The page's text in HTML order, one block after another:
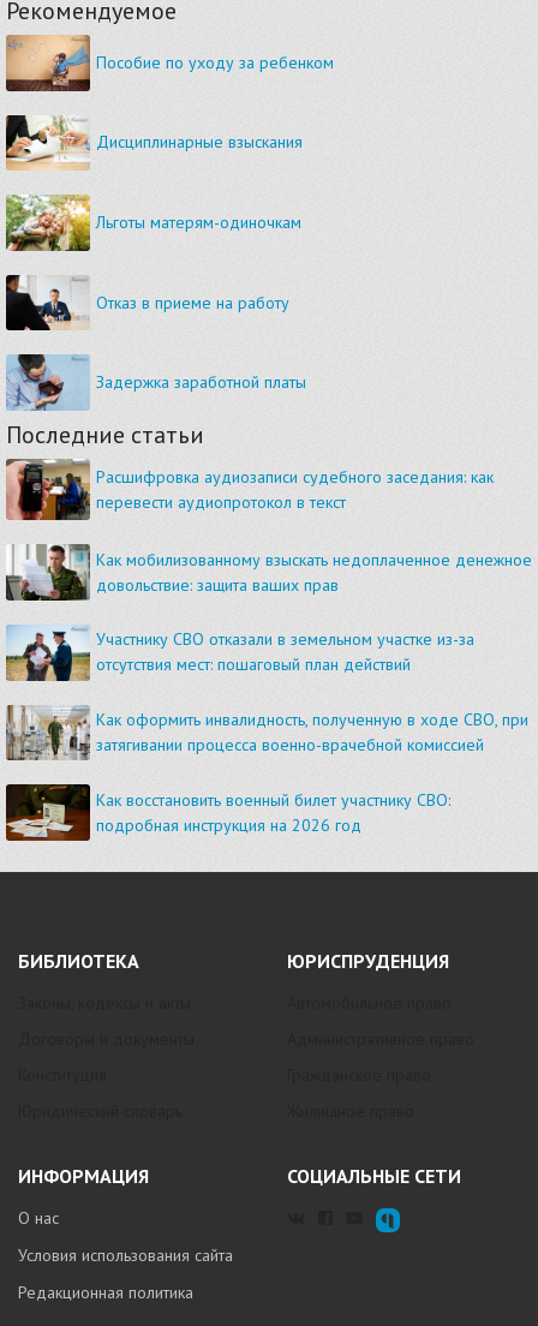
Рекомендуемое
Пособие по уходу за ребенком
Дисциплинарные взыскания
Льготы матерям-одиночкам
Отказ в приеме на работу
Задержка заработной платы
Последние статьи
Расшифровка аудиозаписи судебного заседания: как
перевести аудиопротокол в текст
Как мобилизованному взыскать недоплаченное денежное
довольствие: защита ваших прав
Участнику СВО отказали в земельном участке из-за
отсутствия мест: пошаговый план действий
Как оформить инвалидность, полученную в ходе СВО, при
затягивании процесса военно-врачебной комиссией
Как восстановить военный билет участнику СВО:
подробная инструкция на 2026 год
БИБЛИОТЕКА ЮРИСПРУДЕНЦИЯ
ИНФОРМАЦИЯ
О нас
Условия использования сайта
Редакционная политика
СОЦИАЛЬНЫЕ СЕТИ